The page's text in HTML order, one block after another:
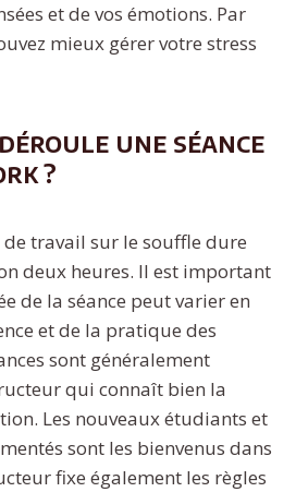
et de vos émotions. Par
mieux gérer votre stress
une séance
?
travail sur le souffle dure
deux heures. Il est important
de la séance peut varier en
et de la pratique des
sont généralement
qui connaît bien la
Les nouveaux étudiants et
sont les bienvenus dans
fixe également les règles